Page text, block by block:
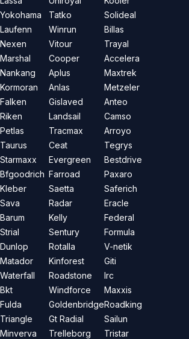
Yokohama
Laufenn
Nexen
Marshal
Nankang
Kormoran
Falken
Riken
Petlas
Taurus
Starmaxx
Bfgoodrich
Kleber
Sava
Barum
Strial
Dunlop
Matador
Waterfall
Bkt
Fulda
Triangle
Minverva
Tatko
Winrun
Vitour
Cooper
Aplus
Anlas
Gislaved
Landsail
Tracmax
Ceat
Evergreen
Farroad
Saetta
Radar
Kelly
Sentury
Rotalla
Kinforest
Roadstone
Windforce
Goldenbridge
Gt Radial
Trelleborg
Solideal
Billas
Trayal
Accelera
Maxtrek
Metzeler
Anteo
Camso
Arroyo
Tegrys
Bestdrive
Paxaro
Saferich
Eracle
Federal
Formula
V-netik
Giti
Irc
Maxxis
Roadking
Sailun
Tristar